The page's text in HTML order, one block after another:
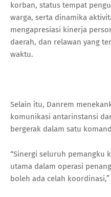
korban, status tempat
warga, serta dinamika
mengapresiasi kinerja
daerah, dan relawan yang
waktu.
Selain itu, Danrem
komunikasi antarinstansi
bergerak dalam satu
“Sinergi seluruh pemangku
utama dalam operasi
boleh ada celah